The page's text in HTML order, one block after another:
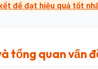
để đạt hiệu quả tốt
tổng quan vấn